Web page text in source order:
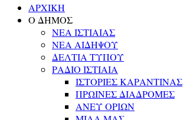
ΑΡΧΙΚΗ
Ο ΔΗΜΟΣ
ΝΕΑ ΙΣΤΙΑΙΑΣ
ΝΕΑ ΑΙΔΗΨΟΥ
ΔΕΛΤΙΑ ΤΥΠΟΥ
ΡΑΔΙΟ ΙΣΤΙΑΙΑ
ΙΣΤΟΡΙΕΣ ΚΑΡΑΝΤΙΝΑΣ
ΠΡΩΙΝΕΣ ΔΙΑΔΡΟΜΕΣ
ΑΝΕΥ ΟΡΙΩΝ